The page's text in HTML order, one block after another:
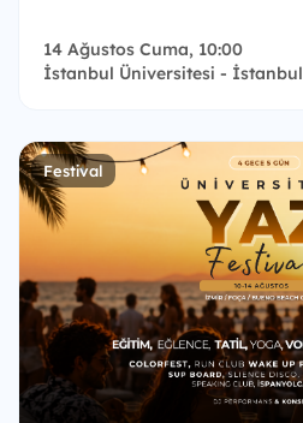
14 Ağustos Cuma, 10:00
İstanbul Üniversitesi - İstanbul
Festival